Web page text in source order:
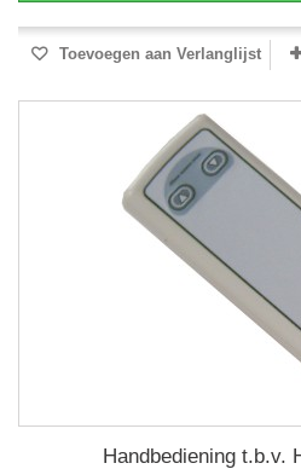
Toevoegen aan Verlanglijst
Handbediening t.b.v.